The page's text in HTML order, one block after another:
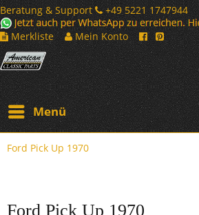
Beratung & Support
+49 5221 1747944
Merkliste
Mein Konto
Menü
Ford Pick Up 1970
Ford Pick Up 1970